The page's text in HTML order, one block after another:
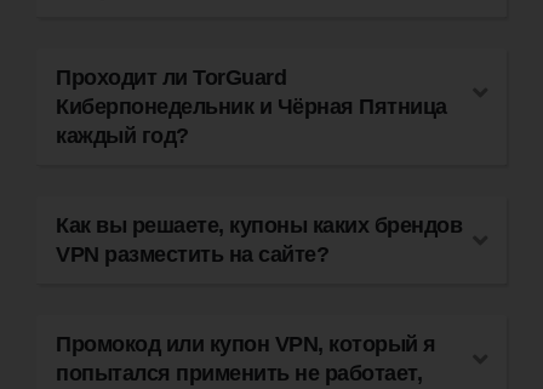
Проходит ли TorGuard
Киберпонедельник и Чёрная Пятница
каждый год?
Как вы решаете, купоны каких брендов
VPN разместить на сайте?
Промокод или купон VPN, который я
попытался применить не работает,